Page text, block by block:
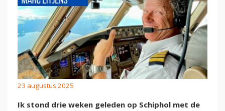
23 augustus 2025
Ik stond drie weken geleden op Schiphol met de